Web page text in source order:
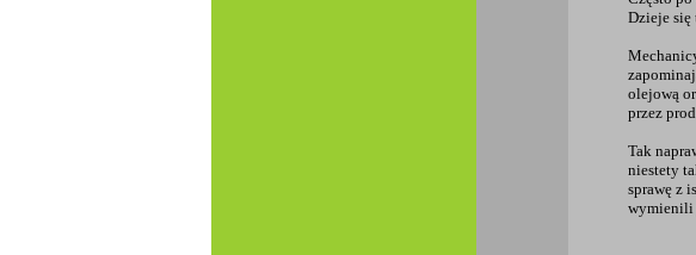
Dzieje się
olejową
przez
Tak
niestety
sprawę z
wymienili